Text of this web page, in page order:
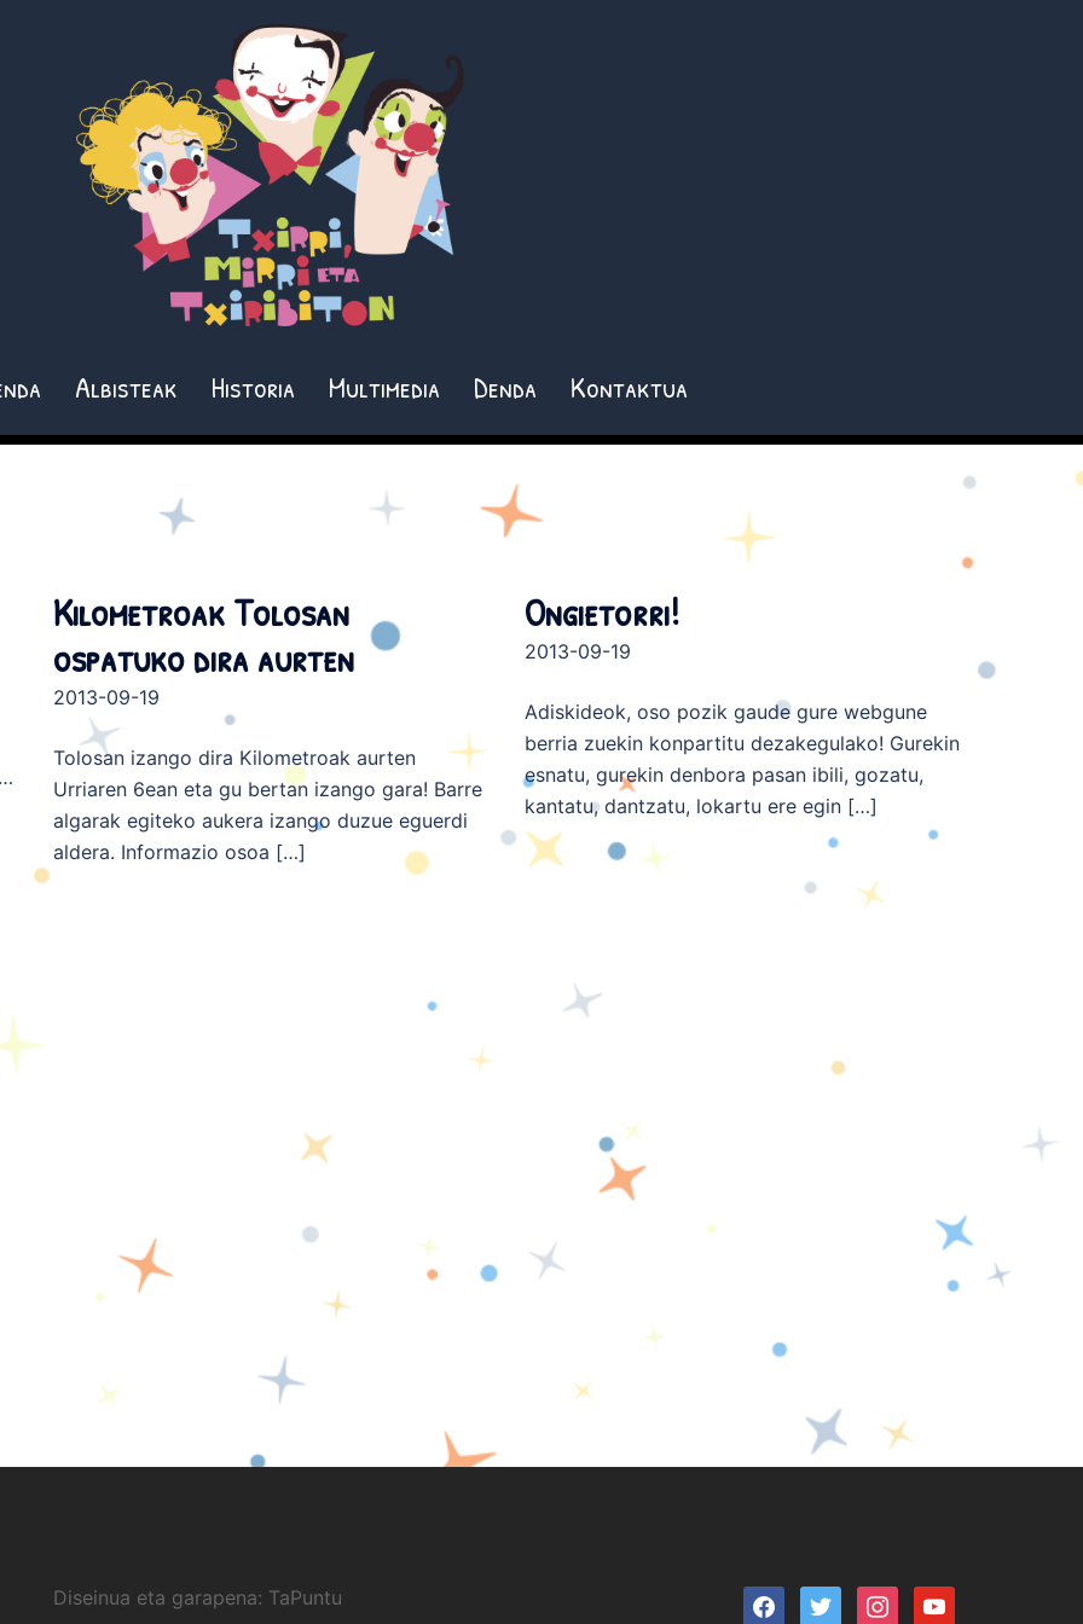
Albisteak Historia Multimedia Denda Kontaktua
Kilometroak Tolosan
ospatuko dira aurten
2013-09-19
Tolosan izango dira Kilometroak aurten
Urriaren 6ean eta gu bertan izango gara! Barre
algarak egiteko aukera izango duzue eguerdi
aldera. Informazio osoa […]
Ongietorri!
2013-09-19
Adiskideok, oso pozik gaude gure webgune
berria zuekin konpartitu dezakegulako! Gurekin
esnatu, gurekin denbora pasan ibili, gozatu,
kantatu, dantzatu, lokartu ere egin […]
Diseinua eta garapena: TaPuntu facebooktwitter instagramyoutube